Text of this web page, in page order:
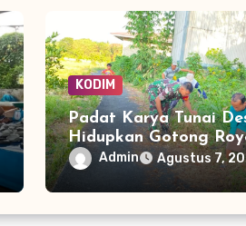
KODIM
Padat Karya Tunai
Hidupkan Gotong
Babinsa Bantu
Akses Warga
Admin Agustus 7,